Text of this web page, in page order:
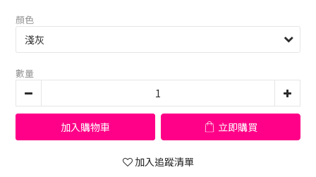
顏色
數量
加入購物車 立即購買
加入追蹤清單